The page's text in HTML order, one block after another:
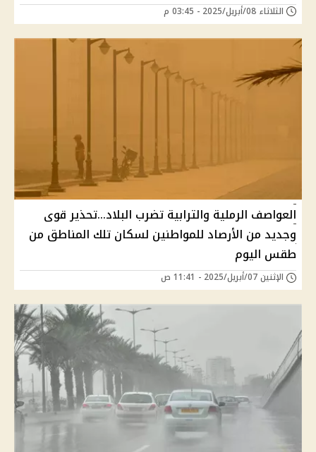
الثلاثاء 08/أبريل/2025 - 03:45 م
العواصف الرملية والترابية تضرب البلاد...تحذير قوى
وجديد من الأرصاد للمواطنين لسكان تلك المناطق من
طقس اليوم
الإثنين 07/أبريل/2025 - 11:41 ص